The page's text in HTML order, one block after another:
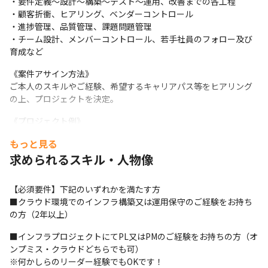
・顧客折衝、ヒアリング、ベンダーコントロール
・進捗管理、品質管理、課題問題管理
・チーム設計、メンバーコントロール、若手社員のフォロー及び
育成など
《案件アサイン方法》
ご本人のスキルやご経験、希望するキャリアパス等をヒアリング
の上、プロジェクトを決定。
《プロジェクト例》
たるインフラ案件がございます。
・サプライチェーン向けシステムクラウド移行《環境》FJcloud-V
・コールセンターシステム基盤更改《環境》WindowsServer
・公共システムネットワーク構築保守担当《環境》Juniper、
Barracuda、Cisco、DELL
・製造業システムネットワーク更改《環境》NEC L2、L3、無線コ
ントローラ、AP、Soliton認証サーバ
・地方自治体向けNW機器リプレイス案件《環境》Cisco機器
もっと見る
求められるスキル・人物像
【必須要件】下記のいずれかを満たす方
■クラウド環境でのインフラ構築又は運用保守のご経験をお持ち
の方（2年以上）
■インフラプロジェクトにてPL又はPMのご経験をお持ちの方（オ
ンプミス・クラウドどちらでも可）
※何かしらのリーダー経験でもOKです！